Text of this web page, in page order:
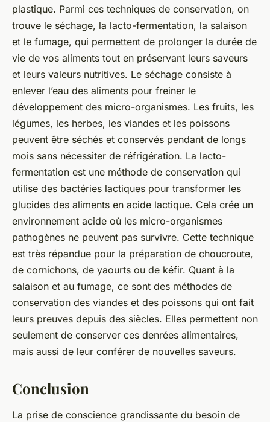
plastique. Parmi ces techniques de conservation, on
trouve le séchage, la lacto-fermentation, la salaison
et le fumage, qui permettent de prolonger la durée de
vie de vos aliments tout en préservant leurs saveurs
et leurs valeurs nutritives. Le séchage consiste à
enlever l’eau des aliments pour freiner le
développement des micro-organismes. Les fruits, les
légumes, les herbes, les viandes et les poissons
peuvent être séchés et conservés pendant de longs
mois sans nécessiter de réfrigération. La lacto-
fermentation est une méthode de conservation qui
utilise des bactéries lactiques pour transformer les
glucides des aliments en acide lactique. Cela crée un
environnement acide où les micro-organismes
pathogènes ne peuvent pas survivre. Cette technique
est très répandue pour la préparation de choucroute,
de cornichons, de yaourts ou de kéfir. Quant à la
salaison et au fumage, ce sont des méthodes de
conservation des viandes et des poissons qui ont fait
leurs preuves depuis des siècles. Elles permettent non
seulement de conserver ces denrées alimentaires,
mais aussi de leur conférer de nouvelles saveurs.
Conclusion
La prise de conscience grandissante du besoin de